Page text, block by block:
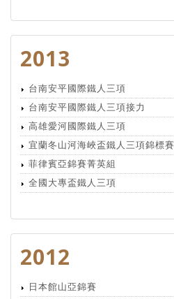
2013
台南安平國際鐵人三項
台南安平國際鐵人三項接力
高雄愛河國際鐵人三項
宜蘭冬山河海峽盃鐵人三項錦標賽
菲律賓亞錦賽菁英組
全國大專盃鐵人三項
2012
日本館山亞錦賽